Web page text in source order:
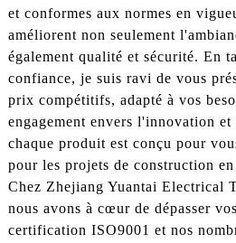
et conformes aux normes en
améliorent non seulement
également qualité et sécurité. En
confiance, je suis ravi de vous
prix compétitifs, adapté à vos
engagement envers l'innovation
chaque produit est conçu pour
pour les projets de construction
Chez Zhejiang Yuantai Electrical
nous avons à cœur de dépasser
certification ISO9001 et nos